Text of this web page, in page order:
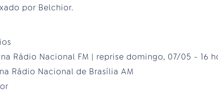
por Belchior.
Rádio Nacional FM | reprise domingo, 07/05 - 16
Rádio Nacional de Brasília AM